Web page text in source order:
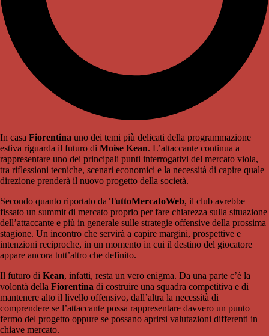
In casa Fiorentina uno dei temi più delicati della programmazione
estiva riguarda il futuro di Moise Kean. L’attaccante continua a
rappresentare uno dei principali punti interrogativi del mercato viola,
tra riflessioni tecniche, scenari economici e la necessità di capire quale
direzione prenderà il nuovo progetto della società.
Secondo quanto riportato da TuttoMercatoWeb, il club avrebbe
fissato un summit di mercato proprio per fare chiarezza sulla situazione
dell’attaccante e più in generale sulle strategie offensive della prossima
stagione. Un incontro che servirà a capire margini, prospettive e
intenzioni reciproche, in un momento in cui il destino del giocatore
appare ancora tutt’altro che definito.
Il futuro di Kean, infatti, resta un vero enigma. Da una parte c’è la
volontà della Fiorentina di costruire una squadra competitiva e di
mantenere alto il livello offensivo, dall’altra la necessità di
comprendere se l’attaccante possa rappresentare davvero un punto
fermo del progetto oppure se possano aprirsi valutazioni differenti in
chiave mercato.